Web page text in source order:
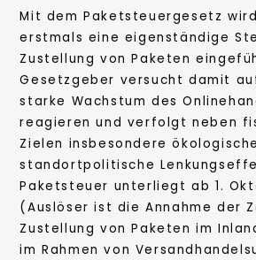
Mit dem Paketsteuergesetz
erstmals eine eigenständige
Zustellung von Paketen
Gesetzgeber versucht damit
starke Wachstum des
reagieren und verfolgt neben
Zielen insbesondere
standortpolitische
Paketsteuer unterliegt ab 1.
(Auslöser ist die Annahme der
Zustellung von Paketen im
im Rahmen von